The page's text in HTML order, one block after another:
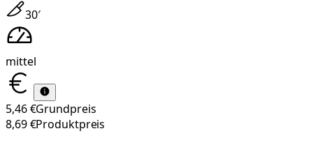
30′
mittel
5,46 €Grundpreis
8,69 €Produktpreis